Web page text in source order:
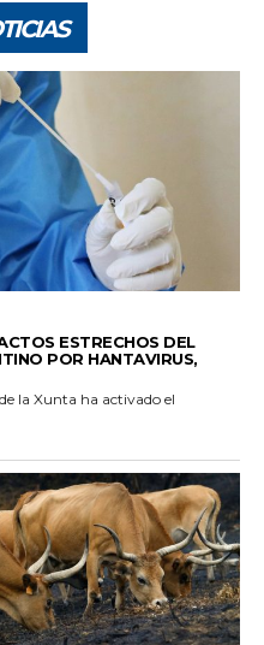
ESTRECHOS DEL
POR HANTAVIRUS,
la Xunta ha activado el